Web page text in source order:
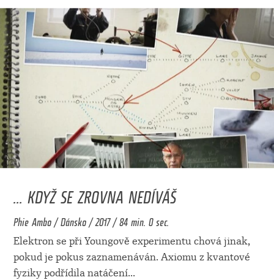
... KDYŽ SE ZROVNA NEDÍVÁŠ
Phie Ambo / Dánsko / 2017 / 84 min. 0 sec.
Elektron se při Youngově experimentu chová jinak,
pokud je pokus zaznamenáván. Axiomu z kvantové
fyziky podřídila natáčení...